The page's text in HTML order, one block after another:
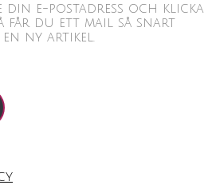
din e-postadress och klicka
får du ett mail så snart
ny artikel.